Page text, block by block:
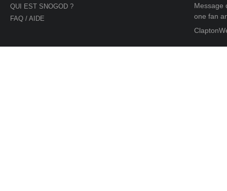
QUI EST SNOGOD ?
FAQ / AIDE
Message
one fan